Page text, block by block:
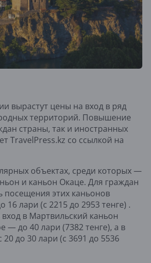
вырастут цены на вход в ряд
территорий. Повышение
страны, так и иностранных
TravelPress.kz со ссылкой на
объектах, среди которых —
и каньон Окаце. Для граждан
посещения этих каньонов
16 лари (с 2215 до 2953 тенге) .
в Мартвильский каньон
— до 40 лари (7382 тенге), а в
до 30 лари (с 3691 до 5536